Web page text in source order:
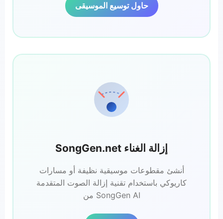
حاول توسيع الموسيقى
SongGen.net إزالة الغناء
أنشئ مقطوعات موسيقية نظيفة أو مسارات
كاريوكي باستخدام تقنية إزالة الصوت المتقدمة
من SongGen AI